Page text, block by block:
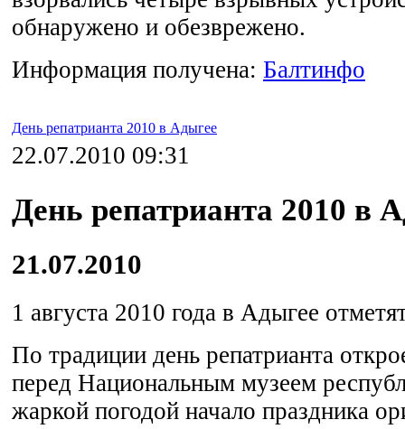
обнаружено и обезврежено.
Информация получена: Балтинфо
День репатрианта 2010 в Адыгее
22.07.2010 09:31
День репатрианта 2010 в
21.07.2010
1 августа 2010 года в Адыгее
По традиции день репатрианта
перед Национальным музеем
жаркой погодой начало праздника